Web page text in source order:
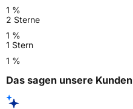
1 %
2 Sterne
1 %
1 Stern
1 %
Das sagen unsere Kunden